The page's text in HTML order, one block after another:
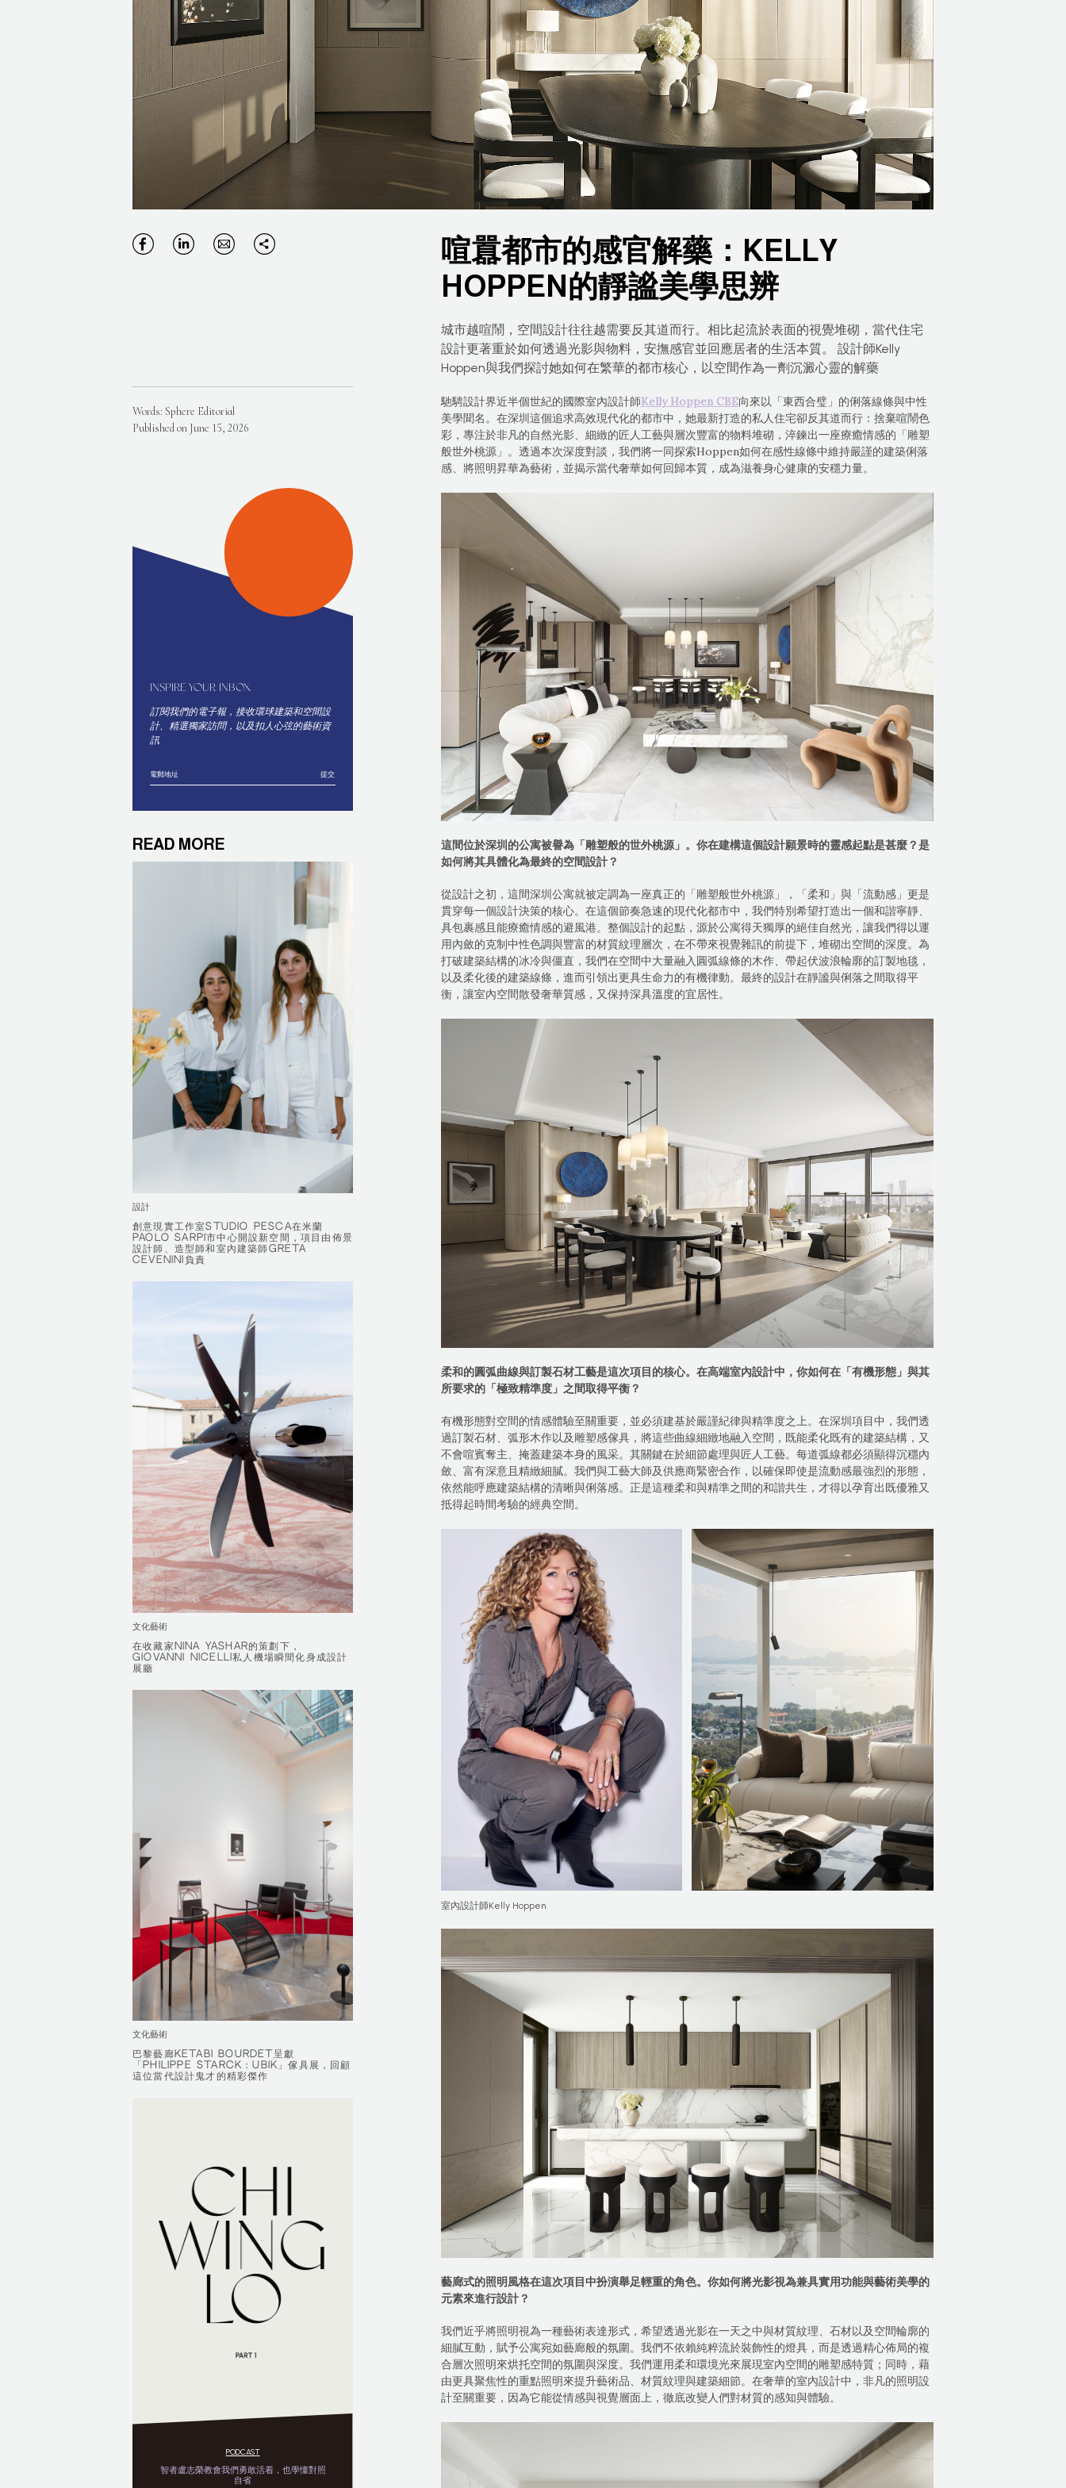
Words: Sphere Editorial
Published on June 15, 2026
INSPIRE YOUR INBOX
訂閱我們的電子報，接收環球建築和空間設
計、精選獨家訪問，以及扣人心弦的藝術資
訊
提交
READ MORE
設計
創意現實工作室STUDIO PESCA在米蘭
PAOLO SARPI市中心開設新空間，項目由佈景
設計師、造型師和室內建築師GRETA
CEVENINI負責
創意現實工作室STUDIO PESCA在米蘭
PAOLO SARPI市中心開設新空間，項目由佈景
設計師、造型師和室內建築師GRETA
CEVENINI負責
文化藝術
在收藏家NINA YASHAR的策劃下，
GIOVANNI NICELLI私人機場瞬間化身成設計
展廳
在收藏家NINA YASHAR的策劃下，
GIOVANNI NICELLI私人機場瞬間化身成設計
展廳
文化藝術
巴黎藝廊KETABI BOURDET呈獻
「PHILIPPE STARCK：UBIK」傢具展，回顧
這位當代設計鬼才的精彩傑作
巴黎藝廊KETABI BOURDET呈獻
「PHILIPPE STARCK：UBIK」傢具展，回顧
這位當代設計鬼才的精彩傑作
PODCAST
智者盧志榮教會我們勇敢活着，也學懂對照
自省
喧囂都市的感官解藥：KELLY
HOPPEN的靜謐美學思辨
城市越喧鬧，空間設計往往越需要反其道而行。相比起流於表面的視覺堆砌，當代住宅
設計更著重於如何透過光影與物料，安撫感官並回應居者的生活本質。 設計師Kelly
Hoppen與我們探討她如何在繁華的都市核心，以空間作為一劑沉澱心靈的解藥
馳騁設計界近半個世紀的國際室內設計師Kelly Hoppen CBE向來以「東西合璧」的俐落線條與中性
美學聞名。在深圳這個追求高效現代化的都市中，她最新打造的私人住宅卻反其道而行：捨棄喧鬧色
彩，專注於非凡的自然光影、細緻的匠人工藝與層次豐富的物料堆砌，淬鍊出一座療癒情感的「雕塑
般世外桃源」。透過本次深度對談，我們將一同探索Hoppen如何在感性線條中維持嚴謹的建築俐落
感、將照明昇華為藝術，並揭示當代奢華如何回歸本質，成為滋養身心健康的安穩力量。
這間位於深圳的公寓被譽為「雕塑般的世外桃源」。你在建構這個設計願景時的靈感起點是甚麼？是
如何將其具體化為最終的空間設計？
從設計之初，這間深圳公寓就被定調為一座真正的「雕塑般世外桃源」，「柔和」與「流動感」更是
貫穿每一個設計決策的核心。在這個節奏急速的現代化都市中，我們特別希望打造出一個和諧寧靜、
具包裹感且能療癒情感的避風港。整個設計的起點，源於公寓得天獨厚的絕佳自然光，讓我們得以運
用內斂的克制中性色調與豐富的材質紋理層次，在不帶來視覺雜訊的前提下，堆砌出空間的深度。為
打破建築結構的冰冷與僵直，我們在空間中大量融入圓弧線條的木作、帶起伏波浪輪廓的訂製地毯，
以及柔化後的建築線條，進而引領出更具生命力的有機律動。最終的設計在靜謐與俐落之間取得平
衡，讓室內空間散發奢華質感，又保持深具溫度的宜居性。
柔和的圓弧曲線與訂製石材工藝是這次項目的核心。在高端室內設計中，你如何在「有機形態」與其
所要求的「極致精準度」之間取得平衡？
有機形態對空間的情感體驗至關重要，並必須建基於嚴謹紀律與精準度之上。在深圳項目中，我們透
過訂製石材、弧形木作以及雕塑感傢具，將這些曲線細緻地融入空間，既能柔化既有的建築結構，又
不會喧賓奪主、掩蓋建築本身的風采。其關鍵在於細節處理與匠人工藝。每道弧線都必須顯得沉穩內
斂、富有深意且精緻細膩。我們與工藝大師及供應商緊密合作，以確保即使是流動感最強烈的形態，
依然能呼應建築結構的清晰與俐落感。正是這種柔和與精準之間的和諧共生，才得以孕育出既優雅又
抵得起時間考驗的經典空間。
室內設計師Kelly Hoppen
藝廊式的照明風格在這次項目中扮演舉足輕重的角色。你如何將光影視為兼具實用功能與藝術美學的
元素來進行設計？
我們近乎將照明視為一種藝術表達形式，希望透過光影在一天之中與材質紋理、石材以及空間輪廓的
細膩互動，賦予公寓宛如藝廊般的氛圍。我們不依賴純粹流於裝飾性的燈具，而是透過精心佈局的複
合層次照明來烘托空間的氛圍與深度。我們運用柔和環境光來展現室內空間的雕塑感特質；同時，藉
由更具聚焦性的重點照明來提升藝術品、材質紋理與建築細節。在奢華的室內設計中，非凡的照明設
計至關重要，因為它能從情感與視覺層面上，徹底改變人們對材質的感知與體驗。